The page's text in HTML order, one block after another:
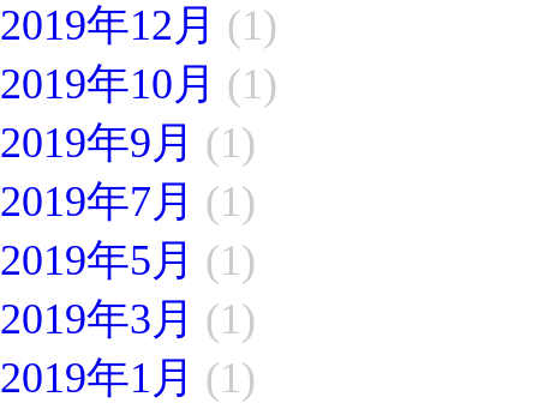
2019年12月 (1)
2019年10月 (1)
2019年9月 (1)
2019年7月 (1)
2019年5月 (1)
2019年3月 (1)
2019年1月 (1)